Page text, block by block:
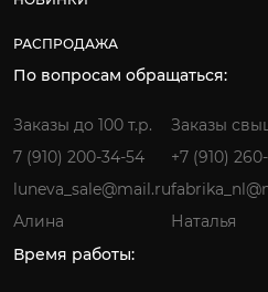
РАСПРОДАЖА
По вопросам обращаться:
Заказы до 100 т.р.
7 (910) 200-34-54
luneva_sale@mail.ru
Алина
Заказы
+7 (910)
Наталья
Время работы: